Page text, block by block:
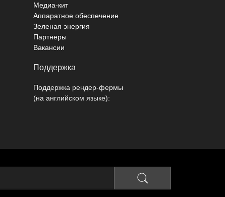
Медиа-кит
Аппаратное обеспечение
Зеленая энергия
Партнеры
Вакансии
Поддержка
Поддержка рендер-фермы
(на английском языке):